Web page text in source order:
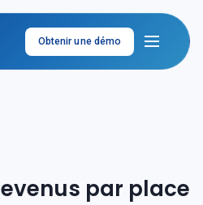
Obtenir une démo
par place